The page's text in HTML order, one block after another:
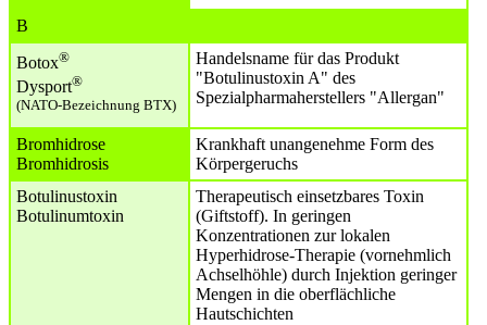
B
Botox®
Dysport®
(NATO-Bezeichnung BTX)
Handelsname für das Produkt
"Botulinustoxin A" des
Spezialpharmaherstellers "Allergan"
Bromhidrose
Bromhidrosis
Krankhaft unangenehme Form des
Körpergeruchs
Botulinustoxin
Botulinumtoxin
Therapeutisch einsetzbares Toxin
(Giftstoff). In geringen
Konzentrationen zur lokalen
Hyperhidrose-Therapie (vornehmlich
Achselhöhle) durch Injektion geringer
Mengen in die oberflächliche
Hautschichten